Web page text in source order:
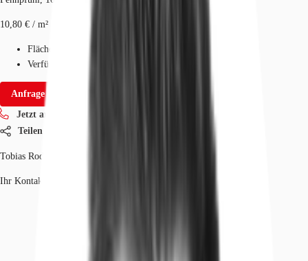
10,80 € / m²
Fläche
Verfügbarkeit
Anfrage senden
Jetzt anrufen
Teilen
Tobias Rodewald
Ihr Kontakt